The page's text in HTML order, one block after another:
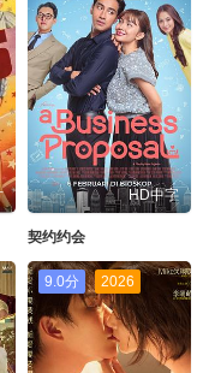
HD中字
契约约会
9.0分 2026